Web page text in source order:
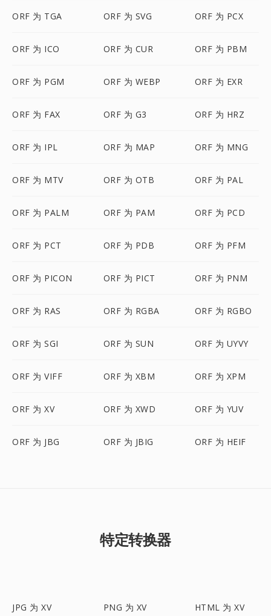
ORF 为 TGA ORF 为 SVG ORF 为 PCX
ORF 为 ICO ORF 为 CUR ORF 为 PBM
ORF 为 PGM ORF 为 WEBP ORF 为 EXR
ORF 为 FAX ORF 为 G3 ORF 为 HRZ
ORF 为 IPL ORF 为 MAP ORF 为 MNG
ORF 为 MTV ORF 为 OTB ORF 为 PAL
ORF 为 PALM ORF 为 PAM ORF 为 PCD
ORF 为 PCT ORF 为 PDB ORF 为 PFM
ORF 为 PICON ORF 为 PICT ORF 为 PNM
ORF 为 RAS ORF 为 RGBA ORF 为 RGBO
ORF 为 SGI ORF 为 SUN ORF 为 UYVY
ORF 为 VIFF ORF 为 XBM ORF 为 XPM
ORF 为 XV ORF 为 XWD ORF 为 YUV
ORF 为 JBG ORF 为 JBIG ORF 为 HEIF
特定转换器
JPG 为 XV PNG 为 XV HTML 为 XV